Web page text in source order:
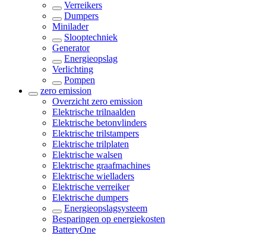
Verreikers
Dumpers
Minilader
Slooptechniek
Generator
Energieopslag
Verlichting
Pompen
zero emission
Overzicht zero emission
Elektrische trilnaalden
Elektrische betonvlinders
Elektrische trilstampers
Elektrische trilplaten
Elektrische walsen
Elektrische graafmachines
Elektrische wielladers
Elektrische verreiker
Elektrische dumpers
Energieopslagsysteem
Besparingen op energiekosten
BatteryOne